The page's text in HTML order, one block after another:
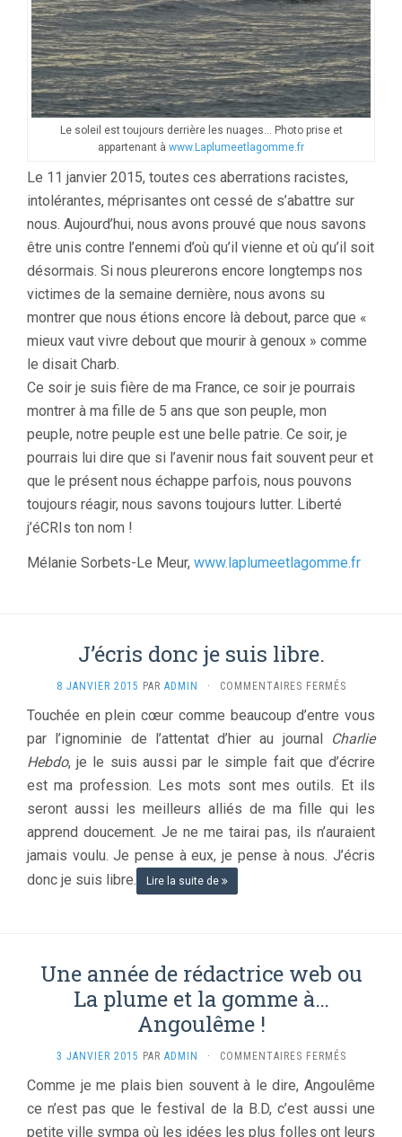
Le soleil est toujours derrière les nuages… Photo prise et
appartenant à www.Laplumeetlagomme.fr
Le 11 janvier 2015, toutes ces aberrations racistes,
intolérantes, méprisantes ont cessé de s’abattre sur
nous. Aujourd’hui, nous avons prouvé que nous savons
être unis contre l’ennemi d’où qu’il vienne et où qu’il soit
désormais. Si nous pleurerons encore longtemps nos
victimes de la semaine dernière, nous avons su
montrer que nous étions encore là debout, parce que «
mieux vaut vivre debout que mourir à genoux » comme
le disait Charb.
Ce soir je suis fière de ma France, ce soir je pourrais
montrer à ma fille de 5 ans que son peuple, mon
peuple, notre peuple est une belle patrie. Ce soir, je
pourrais lui dire que si l’avenir nous fait souvent peur et
que le présent nous échappe parfois, nous pouvons
toujours réagir, nous savons toujours lutter. Liberté
j’éCRIs ton nom !
Mélanie Sorbets-Le Meur, www.laplumeetlagomme.fr
J’écris donc je suis libre.
8 JANVIER 2015 PAR ADMIN · COMMENTAIRES FERMÉSSUR
DONC
JE
LIBRE.
Touchée en plein cœur comme beaucoup d’entre vous
par l’ignominie de l’attentat d’hier au journal Charlie
Hebdo, je le suis aussi par le simple fait que d’écrire
est ma profession. Les mots sont mes outils. Et ils
seront aussi les meilleurs alliés de ma fille qui les
apprend doucement. Je ne me tairai pas, ils n’auraient
jamais voulu. Je pense à eux, je pense à nous. J’écris
donc je suis libre.
Lire la suite de
Une année de rédactrice web ou
La plume et la gomme à…
Angoulême !
3 JANVIER 2015 PAR ADMIN · COMMENTAIRES FERMÉSSUR
ANNÉE
DE
Comme je me plais bien souvent à le dire, Angoulême
ce n’est pas que le festival de la B.D, c’est aussi une
petite ville sympa où les idées les plus folles ont leurs